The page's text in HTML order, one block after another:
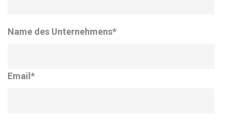
Name des Unternehmens*
Email *